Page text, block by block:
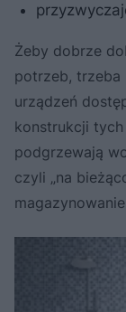
Żeby dobrze
potrzeb, trzeba
urządzeń
konstrukcji
podgrzewają
czyli „na